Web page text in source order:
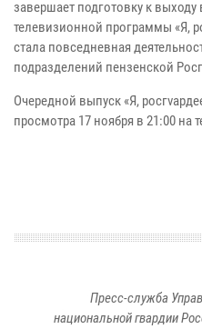
завершает подготовку к
телевизионной программы «Я,
стала повседневная
подразделений пензенской
Очередной выпуск «Я,
просмотра 17 ноября в 21:00 на
Пресс-служба
национальной гвардии